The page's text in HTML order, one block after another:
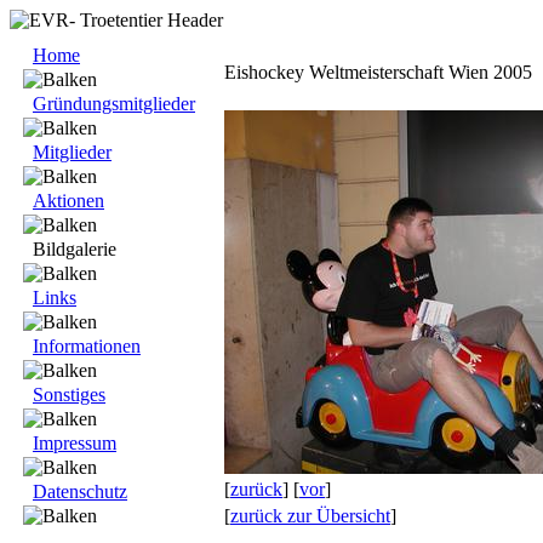
Home
Gründungsmitglieder
Mitglieder
Aktionen
Bildgalerie
Links
Informationen
Sonstiges
Impressum
Datenschutz
Eishockey Weltmeisterschaft Wien 2005
[zurück] [vor]
[zurück zur Übersicht]